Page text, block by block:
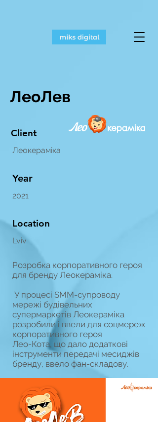
ЛеоЛев
Client
Леокераміка
Year
2021
Location
Lviv
Розробка корпоративного героя
для бренду Леокераміка.
У процесі SMM-супроводу
мережі будівельних
супермаркетів Леокераміка
розробили і ввели для соцмереж
корпоративного героя
Лео-Кота, що дало додаткові
інструменти передачі месиджів
бренду, ввело фан-складову.